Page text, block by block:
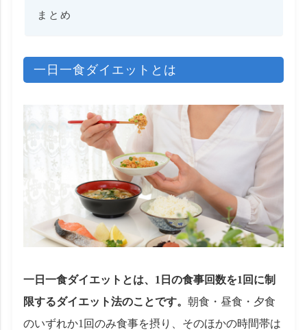
まとめ
一日一食ダイエットとは
一日一食ダイエットとは、1日の食事回数を1回に制
限するダイエット法のことです。朝食・昼食・夕食
のいずれか1回のみ食事を摂り、そのほかの時間帯は